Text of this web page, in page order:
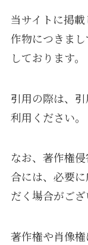
当サイトに掲
作物につきま
しております。
引用の際は、
利用ください。
なお、著作権
合には、必要
だく場合がござ
著作権や肖像権